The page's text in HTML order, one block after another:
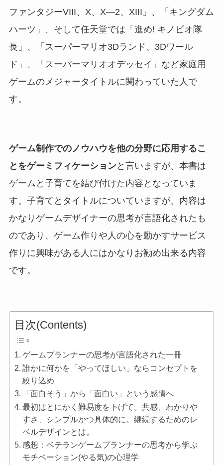
ファンタジーVIII、X、X―2、XIII」、「キングダム
ハーツ」、そして任天堂では「進め! キノピオ隊
長」、「スーパーマリオ3Dランド、3Dワール
ド」、「スーパーマリオオデッセイ」など家庭用
ゲームのメジャータイトルに関わっていた人で
す。
ゲーム制作でのノウハウを他の分野に応用するこ
とをゲーミフィケーションと言いますが、本書は
ゲームと子育てを結び付けた内容となっていま
す。子育てとタイトルについていますが、内容は
かなりゲームデザイナーの思考が言語化されたも
のであり、ゲーム作りや人の心を動かすサービス
作りに興味がある人にはかなりお勧め出来る内容
です。
目次(Contents)
ゲームプランナーの思考が言語化された一冊
誰かに何かを「やってほしい」ならコンセプトを
絞り込め
「面白そう」から「面白い」という感情へ
最初はとにかく難易度を下げて。共感、わかりや
すさ、シンプルかつ具体的に。継続するためのレ
ベルデザインとは。
感想：ベテランゲームプランナーの思考から学ぶ
モチベーション(やる気)の心理学